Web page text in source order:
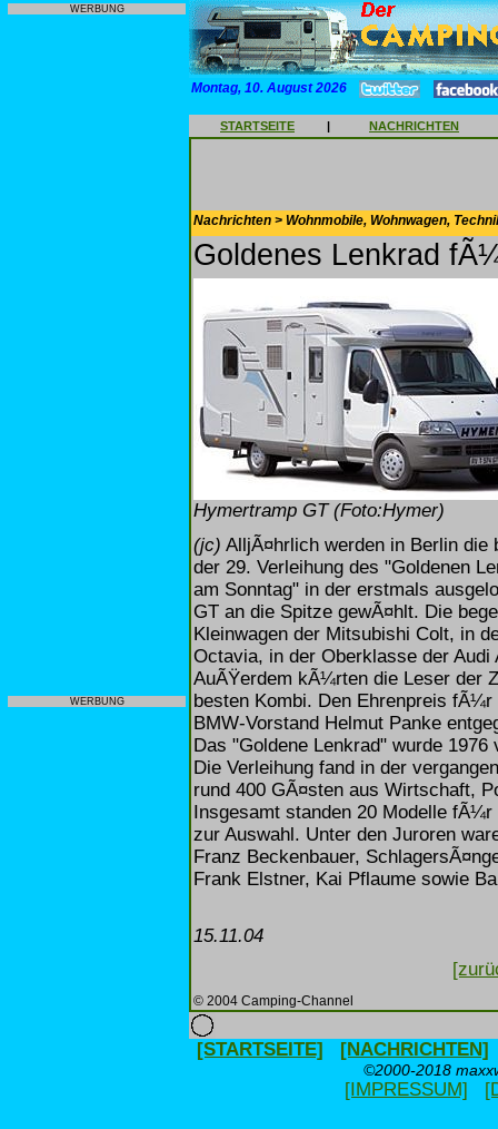
WERBUNG
WERBUNG
Montag, 10. August 2026
STARTSEITE | NACHRICHTEN
Nachrichten > Wohnmobile, Wohnwagen,
Goldenes Lenkrad
Hymertramp GT (Foto:Hymer)
(jc) AlljÃ¤hrlich werden in Berlin
der 29. Verleihung des "Goldenen
am Sonntag" in der erstmals
GT an die Spitze gewÃ¤hlt. Die
Kleinwagen der Mitsubishi Colt, in
Octavia, in der Oberklasse der
AuÃŸerdem kÃ¼rten die Leser der
besten Kombi. Den Ehrenpreis
BMW-Vorstand Helmut Panke
Das "Goldene Lenkrad" wurde
Die Verleihung fand in der
rund 400 GÃ¤sten aus Wirtschaft,
Insgesamt standen 20 Modelle
zur Auswahl. Unter den Juroren
Franz Beckenbauer,
Frank Elstner, Kai Pflaume sowie
15.11.04
© 2004 Camping-Channel
[STARTSEITE] [NACHRICHTEN]
©2000-2018
[IMPRESSUM]